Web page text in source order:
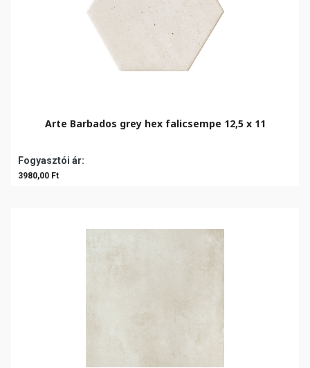
Arte Barbados grey hex falicsempe 12,5 x 11
Fogyasztói ár:
3980,00 Ft